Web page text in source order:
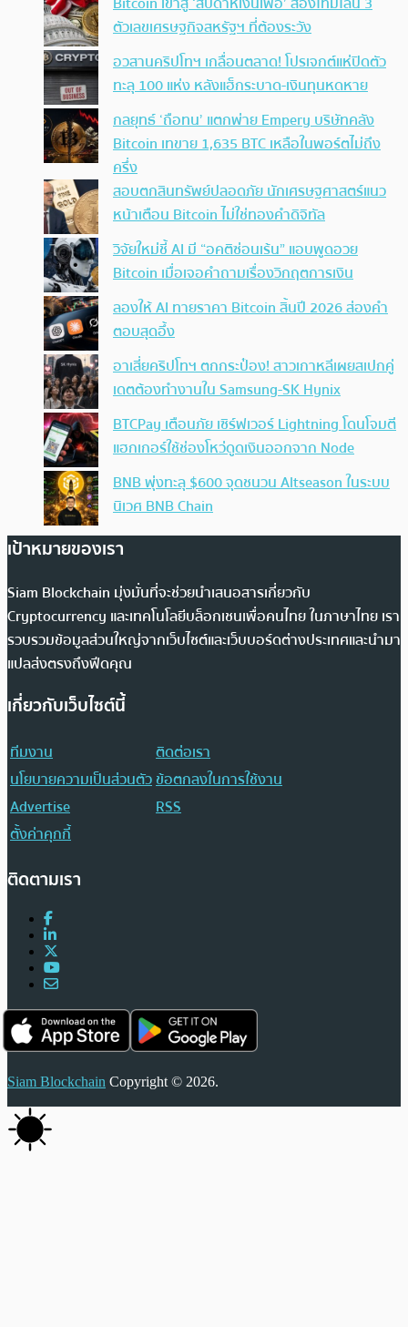
ตัวเลขเศรษฐกิจสหรัฐฯ ที่ต้องระวัง
อวสานคริปโทฯ เกลื่อนตลาด! โปรเจกต์แห่ปิดตัว
ทะลุ 100 แห่ง หลังแฮ็กระบาด-เงินทุนหดหาย
กลยุทธ์ ‘ถือทน’ แตกพ่าย Empery บริษัทคลัง
Bitcoin เทขาย 1,635 BTC เหลือในพอร์ตไม่ถึง
ครึ่ง
สอบตกสินทรัพย์ปลอดภัย นักเศรษฐศาสตร์แนว
หน้าเตือน Bitcoin ไม่ใช่ทองคำดิจิทัล
วิจัยใหม่ชี้ AI มี “อคติซ่อนเร้น” แอบพูดอวย
Bitcoin เมื่อเจอคำถามเรื่องวิกฤตการเงิน
ลองให้ AI ทายราคา Bitcoin สิ้นปี 2026 ส่องคำ
ตอบสุดอึ้ง
อาเสี่ยคริปโทฯ ตกกระป๋อง! สาวเกาหลีเผยสเปกคู่
เดตต้องทำงานใน Samsung-SK Hynix
BTCPay เตือนภัย เซิร์ฟเวอร์ Lightning โดนโจมตี
แฮกเกอร์ใช้ช่องโหว่ดูดเงินออกจาก Node
BNB พุ่งทะลุ $600 จุดชนวน Altseason ในระบบ
นิเวศ BNB Chain
เป้าหมายของเรา
Siam Blockchain มุ่งมั่นที่จะช่วยนำเสนอสารเกี่ยวกับ
Cryptocurrency และเทคโนโลยีบล็อกเชนเพื่อคนไทย ในภาษาไทย เรา
รวบรวมข้อมูลส่วนใหญ่จากเว็บไซต์และเว็บบอร์ดต่างประเทศและนำมา
แปลส่งตรงถึงฟีดคุณ
เกี่ยวกับเว็บไซต์นี้
ทีมงาน
ติดต่อเรา
นโยบายความเป็นส่วนตัวข้อตกลงในการใช้งาน
Advertise
RSS
ตั้งค่าคุกกี้
ติดตามเรา
Siam Blockchain Copyright © 2026.